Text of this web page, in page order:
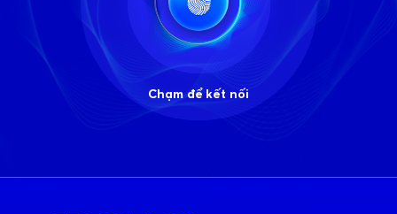
Chạm để kết nối